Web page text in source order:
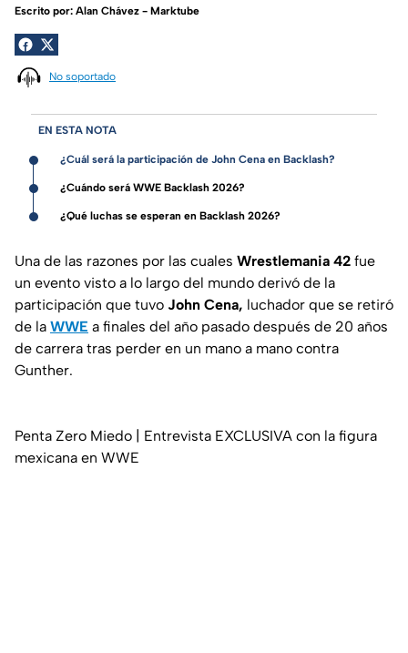
Escrito por: Alan Chávez - Marktube
No soportado
EN ESTA NOTA
¿Cuál será la participación de John Cena en Backlash?
¿Cuándo será WWE Backlash 2026?
¿Qué luchas se esperan en Backlash 2026?
Una de las razones por las cuales Wrestlemania 42 fue
un evento visto a lo largo del mundo derivó de la
participación que tuvo John Cena, luchador que se retiró
de la WWE a finales del año pasado después de 20 años
de carrera tras perder en un mano a mano contra
Gunther.
Penta Zero Miedo | Entrevista EXCLUSIVA con la figura
mexicana en WWE